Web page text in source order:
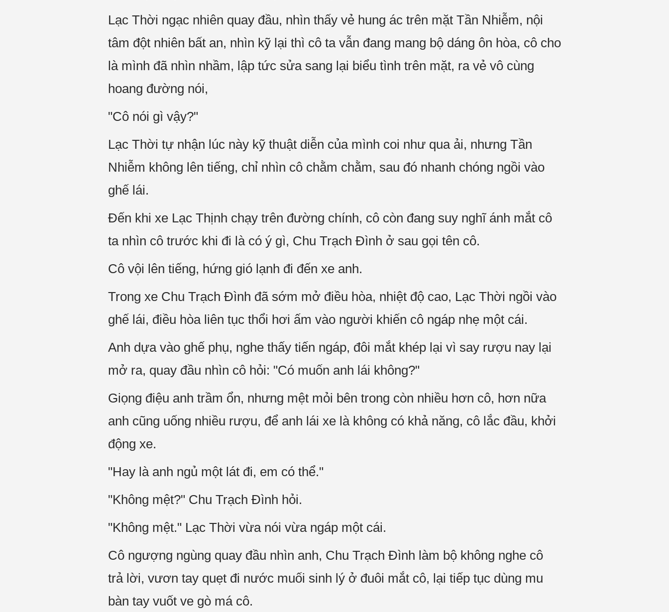
Lạc Thời ngạc nhiên quay đầu, nhìn thấy vẻ hung ác trên mặt Tần Nhiễm, nội
tâm đột nhiên bất an, nhìn kỹ lại thì cô ta vẫn đang mang bộ dáng ôn hòa, cô cho
là mình đã nhìn nhầm, lập tức sửa sang lại biểu tình trên mặt, ra vẻ vô cùng
hoang đường nói,
"Cô nói gì vậy?"
Lạc Thời tự nhận lúc này kỹ thuật diễn của mình coi như qua ải, nhưng Tần
Nhiễm không lên tiếng, chỉ nhìn cô chằm chằm, sau đó nhanh chóng ngồi vào
ghế lái.
Đến khi xe Lạc Thịnh chạy trên đường chính, cô còn đang suy nghĩ ánh mắt cô
ta nhìn cô trước khi đi là có ý gì, Chu Trạch Đình ở sau gọi tên cô.
Cô vội lên tiếng, hứng gió lạnh đi đến xe anh.
Trong xe Chu Trạch Đình đã sớm mở điều hòa, nhiệt độ cao, Lạc Thời ngồi vào
ghế lái, điều hòa liên tục thổi hơi ấm vào người khiến cô ngáp nhẹ một cái.
Anh dựa vào ghế phụ, nghe thấy tiến ngáp, đôi mắt khép lại vì say rượu nay lại
mở ra, quay đầu nhìn cô hỏi: "Có muốn anh lái không?"
Giọng điệu anh trầm ổn, nhưng mệt mỏi bên trong còn nhiều hơn cô, hơn nữa
anh cũng uống nhiều rượu, để anh lái xe là không có khả năng, cô lắc đầu, khởi
động xe.
"Hay là anh ngủ một lát đi, em có thể."
"Không mệt?" Chu Trạch Đình hỏi.
"Không mệt." Lạc Thời vừa nói vừa ngáp một cái.
Cô ngượng ngùng quay đầu nhìn anh, Chu Trạch Đình làm bộ không nghe cô
trả lời, vươn tay quẹt đi nước muối sinh lý ở đuôi mắt cô, lại tiếp tục dùng mu
bàn tay vuốt ve gò má cô.